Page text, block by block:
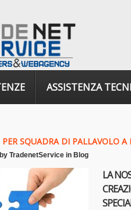
ASSISTENZA
SQUADRA DI PALLAVOLO A
by TradenetService in Blog
LA